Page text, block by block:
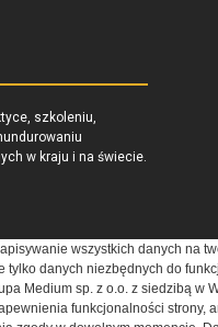
szkoleniu,
w kraju i na świecie.
z portalu
wszystkich danych na
tylko danych niezbędnych do
Medium sp. z o.o. z siedzibą w
funkcjonalności strony,